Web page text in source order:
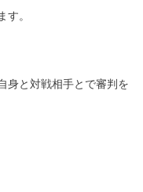
。
身と対戦相手とで審判を